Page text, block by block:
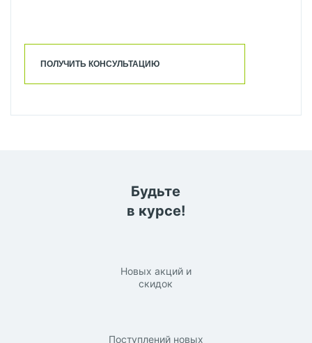
ПОЛУЧИТЬ КОНСУЛЬТАЦИЮ
Будьте
в курсе!
Новых акций и
скидок
Поступлений новых